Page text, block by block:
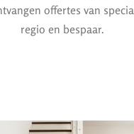
offertes van
regio en bespaar.